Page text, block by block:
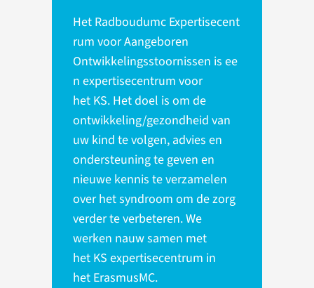
Het Radboudumc Expertisecent
rum voor Aangeboren
Ontwikkelingsstoornissen is ee
n expertisecentrum voor
het KS. Het doel is om de
ontwikkeling/gezondheid van
uw kind te volgen, advies en
ondersteuning te geven en
nieuwe kennis te verzamelen
over het syndroom om de zorg
verder te verbeteren. We
werken nauw samen met
het KS expertisecentrum in
het ErasmusMC.